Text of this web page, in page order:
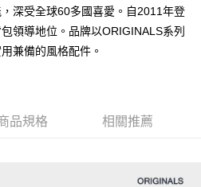
商品或服務，並由商店將買賣／分期付款
使用本公司帳單繳交帳款。
」之契約關係目的，商店將以您的個人
予台灣大哥大進項蒐集、處理及利用，
立刻繳費，但若您需要取消訂單，請聯絡
後付 」之結帳頁面顯示為準，若有關於
提供之「AFTEE先享後付」服務完成之交
上)免運費
深受全球60多國喜愛。自2011年登
領導地位。品牌以ORIGINALS系列
兼備的風格配件。
品規格 相關推薦